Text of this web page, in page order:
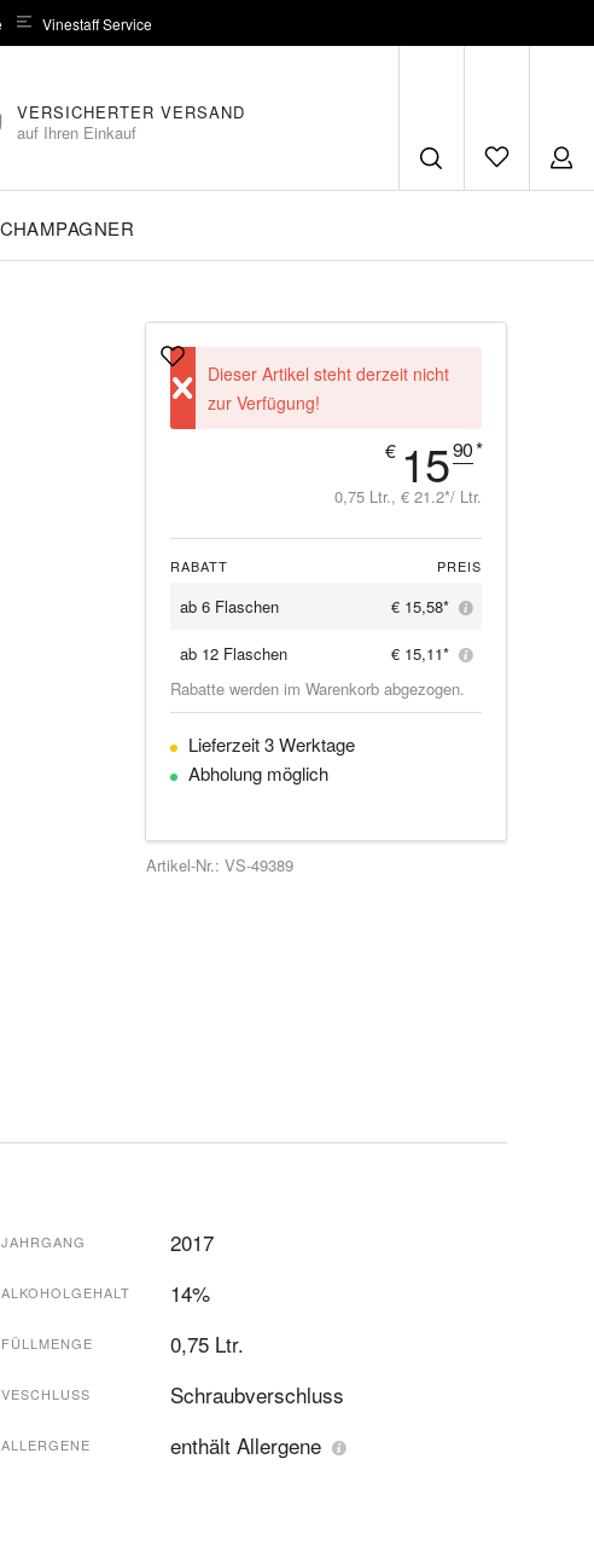
Vinestaff Service
VERSICHERTER VERSAND
auf Ihren Einkauf
CHAMPAGNER
Dieser Artikel steht derzeit nicht
zur Verfügung!
€ 1590*
0,75 Ltr., € 21.2*/ Ltr.
RABATT PREIS
ab 6 Flaschen € 15,58*
ab 12 Flaschen
€ 15,11*
Rabatte werden im Warenkorb abgezogen.
Lieferzeit 3 Werktage
Abholung möglich
Artikel-Nr.: VS-49389
JAHRGANG 2017
ALKOHOLGEHALT 14%
FÜLLMENGE 0,75 Ltr.
VESCHLUSS Schraubverschluss
ALLERGENE enthält Allergene